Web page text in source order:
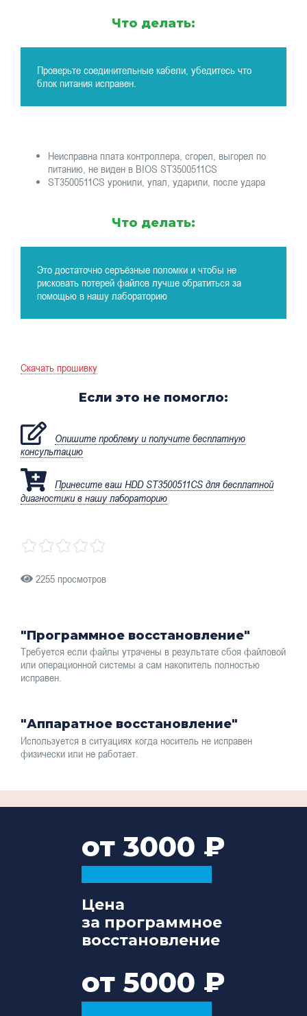
Что делать:
Проверьте соединительные кабели, убедитесь что
блок питания исправен.
Неисправна плата контроллера, сгорел, выгорел по
питанию, не виден в BIOS ST3500511CS
ST3500511CS уронили, упал, ударили, после удара
Что делать:
Это достаточно серъёзные поломки и чтобы не
рисковать потерей файлов лучше обратиться за
помощью в нашу лабораторию
Скачать прошивку
Если это не помогло:
Опишите проблему и получите бесплатную
консультацию
Принесите ваш HDD ST3500511CS для бесплатной
диагностики в нашу лабораторию
2255 просмотров
"Программное восстановление"
Требуется если файлы утрачены в результате сбоя файловой
или операционной системы а сам накопитель полностью
исправен.
"Аппаратное восстановление"
Используется в ситуациях когда носитель не исправен
физически или не работает.
от 3000
Цена
за программное
восстановление
от 5000